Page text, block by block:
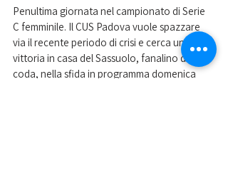
Penultima giornata nel campionato di Serie
C femminile. Il CUS Padova vuole spazzare
via il recente periodo di crisi e cerca una
vittoria in casa del Sassuolo, fanalino di
coda, nella sfida in programma domenica